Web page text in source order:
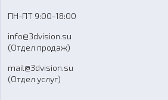
FAQ
ПН-ПТ 9:00-18:00
info@3dvision.su
(Отдел продаж)
mail@3dvision.su
(Отдел услуг)